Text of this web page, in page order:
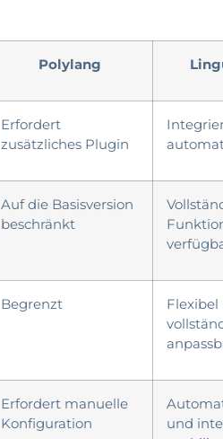
Polylang
Erfordert
zusätzliches Plugin
Auf die Basisversion
beschränkt
Begrenzt
Flexibel
Erfordert manuelle
Konfiguration
und